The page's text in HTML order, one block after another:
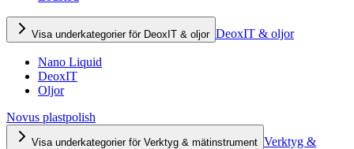
Visa underkategorier för DeoxIT & oljor DeoxIT & oljor
Nano Liquid
DeoxIT
Oljor
Novus plastpolish
Visa underkategorier för Verktyg & mätinstrument Verktyg &